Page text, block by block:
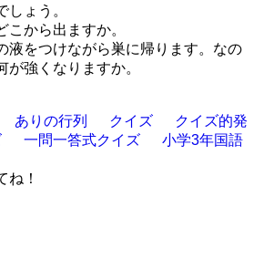
ょう。
から出ますか。
をつけながら巣に帰ります。なの
が強くなりますか。
ありの行列 クイズ
クイズ的発
一問一答式クイズ
小学3年国語
ね！